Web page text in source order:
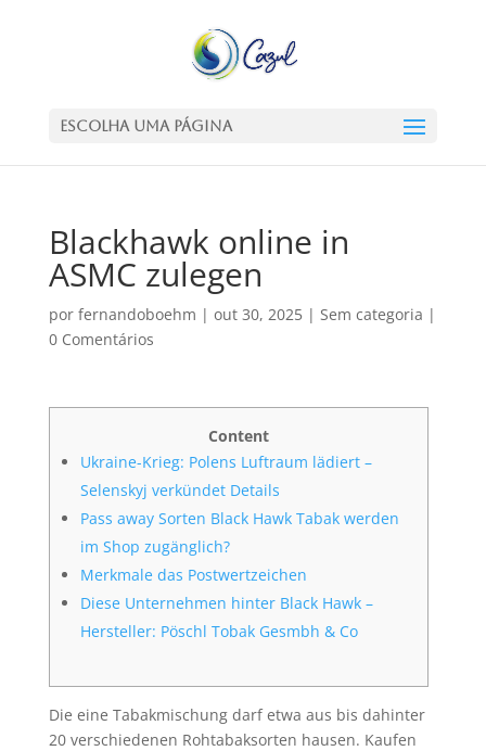
Escolha uma Página
Blackhawk online in
ASMC zulegen
por fernandoboehm | out 30, 2025| Sem categoria |
0 Comentários
Content
Ukraine-Krieg: Polens Luftraum lädiert –
Selenskyj verkündet Details
Pass away Sorten Black Hawk Tabak werden
im Shop zugänglich?
Merkmale das Postwertzeichen
Diese Unternehmen hinter Black Hawk –
Hersteller: Pöschl Tobak Gesmbh & Co
Die eine Tabakmischung darf etwa aus bis dahinter
20 verschiedenen Rohtabaksorten hausen. Kaufen